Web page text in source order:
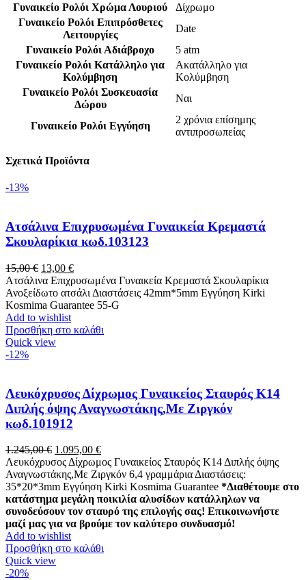
Γυναικείο Ρολόι Χρώμα Λουριού
Δίχρωμο
Γυναικείο Ρολόι Επιπρόσθετες
Λειτουργίες
Date
Γυναικείο Ρολόι Αδιάβροχο
5 atm
Γυναικείο Ρολόι Κατάλληλο για
Κολύμβηση
Ακατάλληλο για
Κολύμβηση
Γυναικείο Ρολόι Συσκευασία
Δώρου
Ναι
Γυναικείο Ρολόι Εγγύηση
2 χρόνια επίσημης
αντιπροσωπείας
Σχετικά Προϊόντα
-13%
Ατσάλινα Επιχρυσωμένα Γυναικεία Κρεμαστά
Σκουλαρίκια κωδ.103123
15,00€ Original
price
was:
15,00 €.
13,00 €Η
τρέχουσα
τιμή
είναι:
Ατσάλινα Επιχρυσωμένα Γυναικεία Κρεμαστά Σκουλαρίκια
Ανοξείδωτο ατσάλι Διαστάσεις 42mm*5mm Εγγύηση Kirki
Kosmima Guarantee 55-G
Add to wishlist
Προσθήκη στο καλάθι
Quick view
-12%
Λευκόχρυσος Δίχρωμος Γυναικείος Σταυρός Κ14
Διπλής όψης Αναγνωστάκης,Με Ζιργκόν
κωδ.101912
1.245,00€ Original
price
was:
1.245,00 €.
1.095,00 €Η
τρέχουσα
τιμή
είναι:
1.095,00 €.
Λευκόχρυσος Δίχρωμος Γυναικείος Σταυρός Κ14 Διπλής όψης
Αναγνωστάκης,Με Ζιργκόν 6,4 γραμμάρια Διαστάσεις:
35*20*3mm Εγγύηση Kirki Kosmima Guarantee *Διαθέτουμε στο
κατάστημα μεγάλη ποικιλία αλυσίδων κατάλληλων να
συνοδεύσουν τον σταυρό της επιλογής σας! Επικοινωνήστε
μαζί μας για να βρούμε τον καλύτερο συνδυασμό!
Add to wishlist
Προσθήκη στο καλάθι
Quick view
-20%